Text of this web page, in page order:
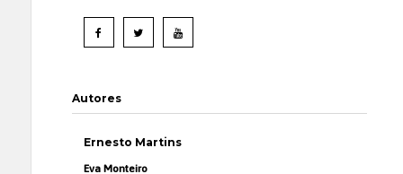
Autores
Ernesto Martins
Eva Monteiro